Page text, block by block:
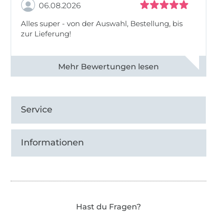
06.08.2026
Alles super - von der Auswahl, Bestellung, bis
zur Lieferung!
Alle 82968 Bewertungen ansehen
Service
Informationen
Hast du Fragen?